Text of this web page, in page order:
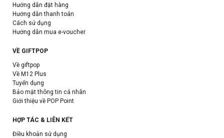
Hướng dẫn đặt hàng
Hướng dẫn thanh toán
Cách sử dụng
Hướng dẫn mua e-voucher
VỀ GIFTPOP
Về giftpop
Về M12 Plus
Tuyển dụng
Bảo mật thông tin cá nhân
Giới thiệu về POP Point
HỢP TÁC & LIÊN KẾT
Điều khoản sử dụng